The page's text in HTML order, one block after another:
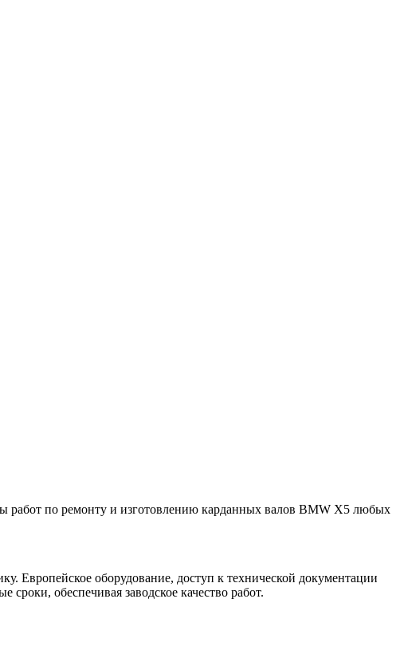
работ по ремонту и изготовлению карданных валов BMW X5 любых
Европейское оборудование, доступ к технической документации
обеспечивая заводское качество работ.